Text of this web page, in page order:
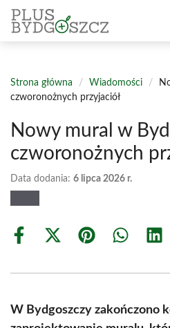
Przejdź
do
treści
Strona główna / Wiadomości /
czworonożnych przyjaciół
Nowy mural w
czworonożnych
Data dodania: 6 lipca 2026 r.
Share
Share
(Twitter)
Share Share
W Bydgoszczy zakończono